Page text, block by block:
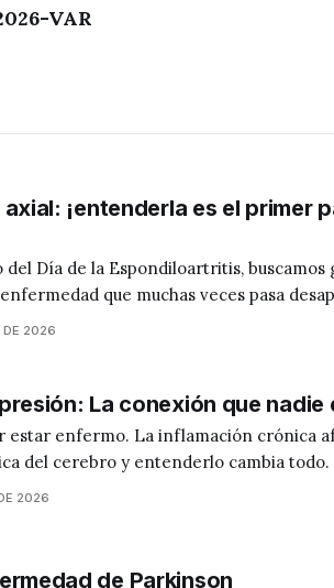
VAR
¡entenderla es el primer
del Día de la Espondiloartritis, buscamos
que muchas veces pasa
has tenido dolor de espalda
DE 2026
La conexión que nadie
estar enfermo. La inflamación crónica
cerebro y entenderlo cambia todo. Si tienes
has sentido tristeza profunda,
2026
de Parkinson